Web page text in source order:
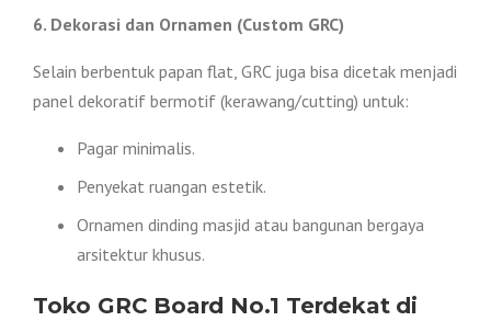
6. Dekorasi dan Ornamen (Custom GRC)
Selain berbentuk papan flat, GRC juga bisa dicetak menjadi
panel dekoratif bermotif (kerawang/cutting) untuk:
Pagar minimalis.
Penyekat ruangan estetik.
Ornamen dinding masjid atau bangunan bergaya
arsitektur khusus.
Toko GRC Board No.1 Terdekat di